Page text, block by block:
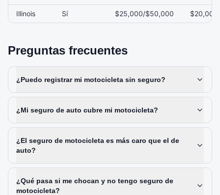
Illinois Sí $25,000/$50,000 $20,000
Preguntas frecuentes
¿Puedo registrar mi motocicleta sin seguro?
¿Mi seguro de auto cubre mi motocicleta?
¿El seguro de motocicleta es más caro que el de
auto?
¿Qué pasa si me chocan y no tengo seguro de
motocicleta?